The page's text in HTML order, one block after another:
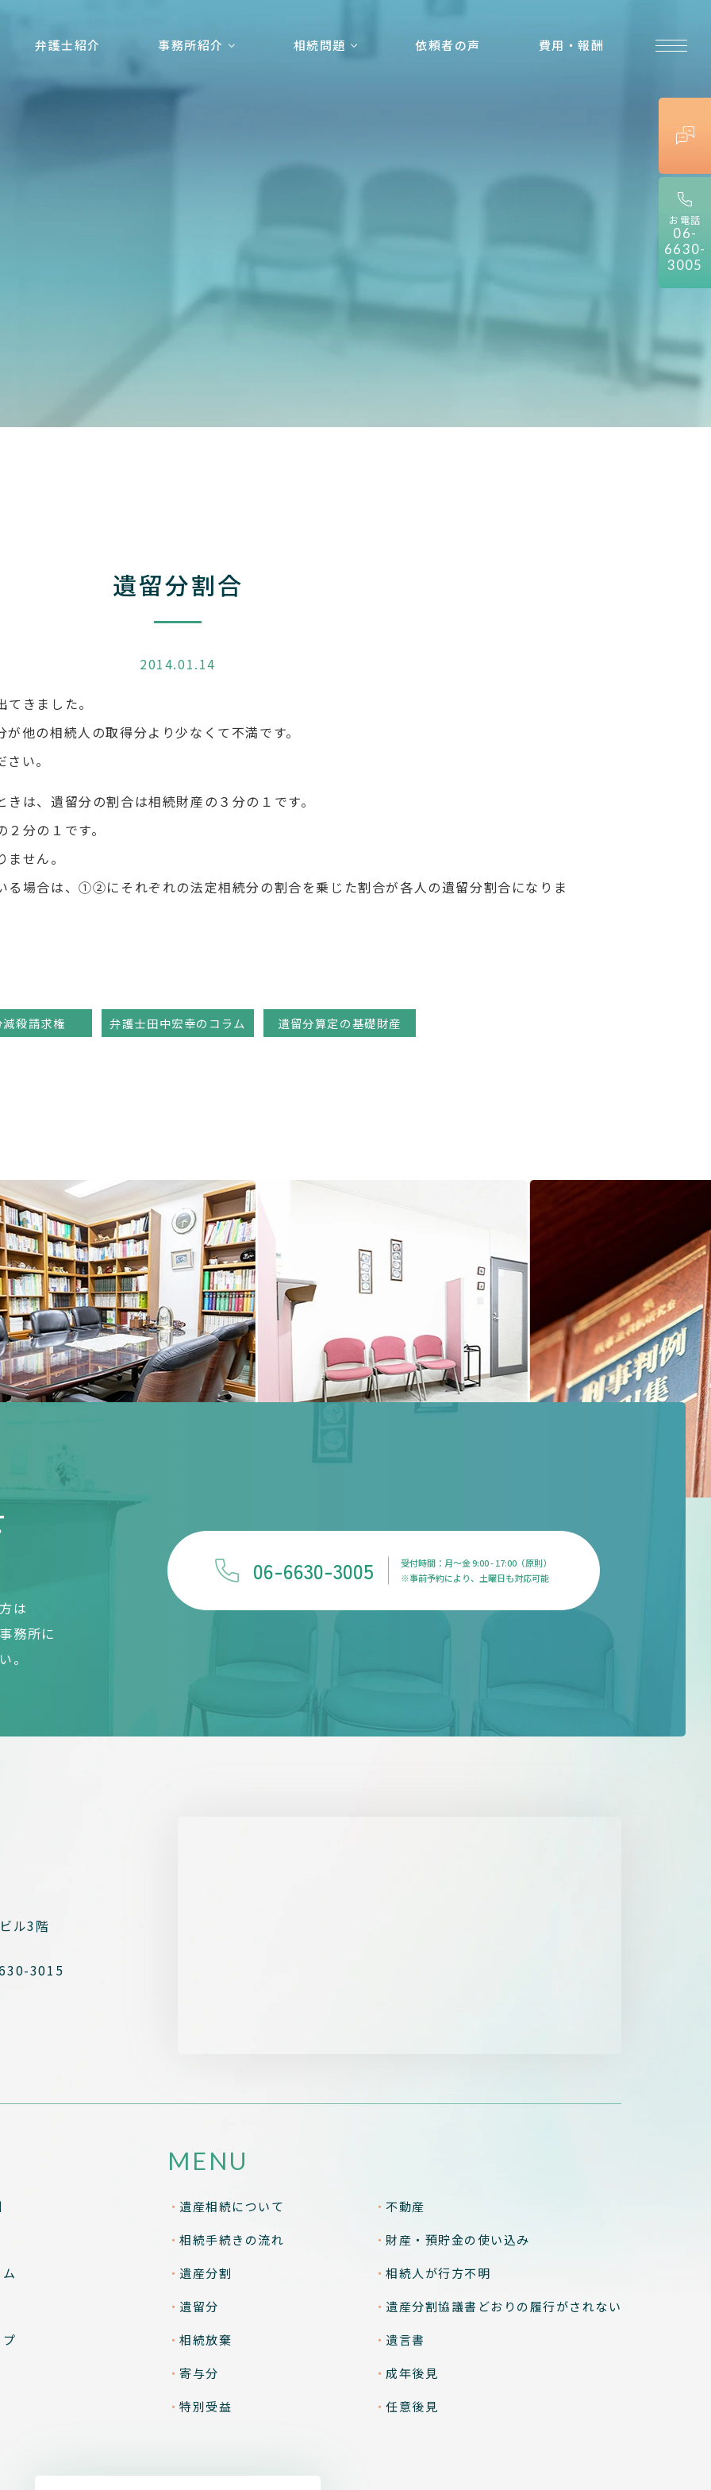
弁護士紹介 事務所紹介 相続問題 依頼者の声 費用・報酬
遺留分割合
2014.01.14
きました。
の相続人の取得分より少なくて不満です。
い。
は、遺留分の割合は相続財産の３分の１です。
分の１です。
せん。
合は、①②にそれぞれの法定相続分の割合を乗じた割合が各人の遺留分割合になりま
殺請求権 弁護士田中宏幸のコラム 遺留分算定の基礎財産
は
務所に
。
06-6630-3005
受付時間：月〜金 9:00 - 17:00（原則）
※事前予約により、土曜日も対応可能
ル3階
3015
MENU
遺産相続について
相続手続きの流れ
遺産分割
遺留分
相続放棄
寄与分
特別受益
不動産
財産・預貯金の使い込み
相続人が行方不明
遺産分割協議書どおりの履行がされない
遺言書
成年後見
任意後見
お電話
06-
6630-
3005